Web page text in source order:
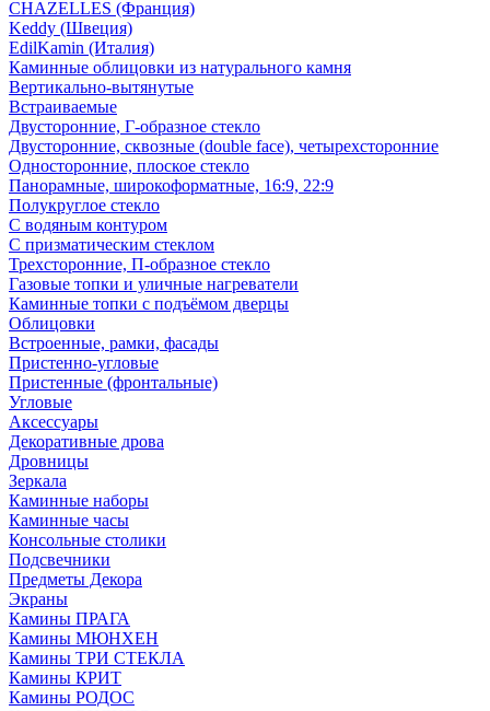
CHAZELLES (Франция)
Keddy (Швеция)
EdilKamin (Италия)
Каминные облицовки из натурального камня
Вертикально-вытянутые
Встраиваемые
Двусторонние, Г-образное стекло
Двусторонние, сквозные (double face), четырехсторонние
Односторонние, плоское стекло
Панорамные, широкоформатные, 16:9, 22:9
Полукруглое стекло
С водяным контуром
С призматическим стеклом
Трехсторонние, П-образное стекло
Газовые топки и уличные нагреватели
Каминные топки с подъёмом дверцы
Облицовки
Встроенные, рамки, фасады
Пристенно-угловые
Пристенные (фронтальные)
Угловые
Аксессуары
Декоративные дрова
Дровницы
Зеркала
Каминные наборы
Каминные часы
Консольные столики
Подсвечники
Предметы Декора
Экраны
Камины ПРАГА
Камины МЮНХЕН
Камины ТРИ СТЕКЛА
Камины КРИТ
Камины РОДОС